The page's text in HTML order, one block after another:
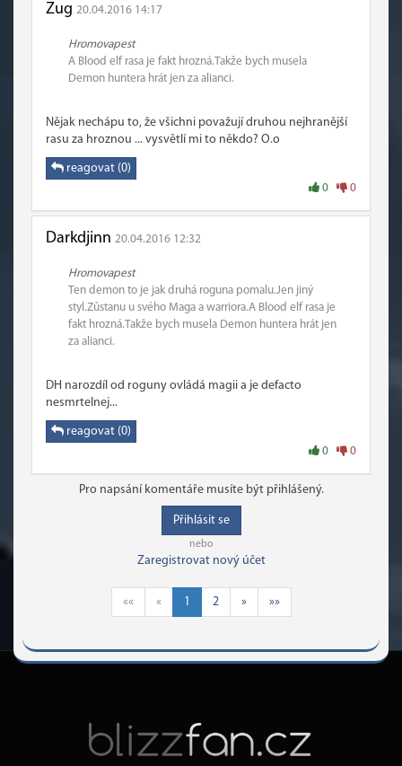
Zug 20.04.2016 14:17
Hromovapest
A Blood elf rasa je fakt hrozná.Takže bych musela
Demon huntera hrát jen za alianci.
Nějak nechápu to, že všichni považují druhou nejhranější
rasu za hroznou ... vysvětlí mi to někdo? O.o
reagovat (0)
0 0
Darkdjinn 20.04.2016 12:32
Hromovapest
Ten demon to je jak druhá roguna pomalu.Jen jiný
styl.Zůstanu u svého Maga a warriora.A Blood elf rasa je
fakt hrozná.Takže bych musela Demon huntera hrát jen
za alianci.
DH narozdíl od roguny ovládá magii a je defacto
nesmrtelnej...
reagovat (0)
0 0
Pro napsání komentáře musíte být přihlášený.
Přihlásit se
nebo
Zaregistrovat nový účet
«« « 1 2 » »»